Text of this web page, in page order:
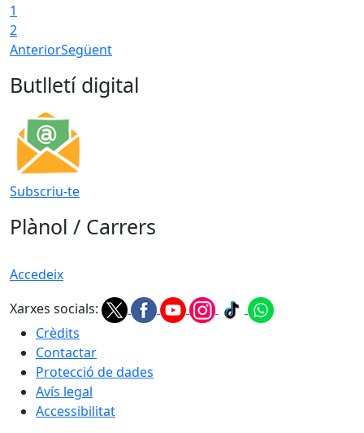
1
2
AnteriorSegüent
Butlletí digital
Subscriu-te
Plànol / Carrers
Accedeix
Xarxes socials:
Crèdits
Contactar
Protecció de dades
Avís legal
Accessibilitat